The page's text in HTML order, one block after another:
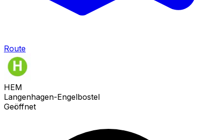
Route
HEM
Langenhagen-Engelbostel
Geöffnet